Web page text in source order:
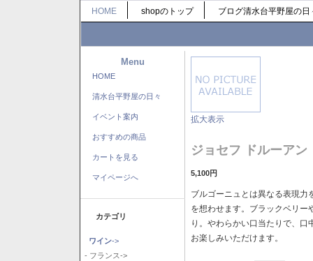
HOME shopのトップ ブログ清水台平野屋の日
Menu
HOME
清水台平野屋の日々
イベント案内
おすすめの商品
カートを見る
マイページへ
カテゴリ
ワイン->
- フランス->
拡大表示
ジョセフ ドルーア
5,100円
ブルゴーニュとは異なる表現力
を想わせます。ブラックベリー
り。やわらかい口当たりで、
お楽しみいただけます。